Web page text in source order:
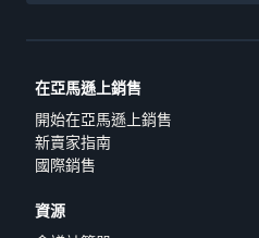
在亞馬遜上銷售
開始在亞馬遜上銷售
新賣家指南
國際銷售
資源